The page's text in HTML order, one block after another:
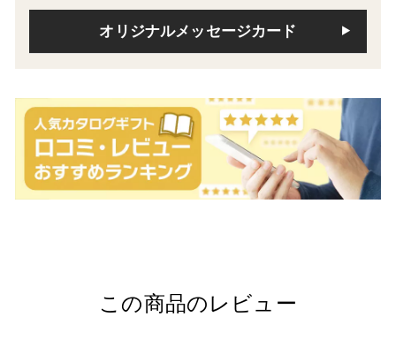
オリジナルメッセージカード
この商品のレビュー